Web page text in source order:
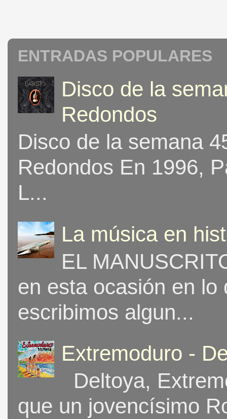
ENTRADAS POPULARES
Disco de la
Redondos
Disco de la semana
Redondos En 1996,
L...
La música en
EL
en esta ocasión en
escribimos algun...
Extremoduro -
Deltoya,
que un jovencísimo